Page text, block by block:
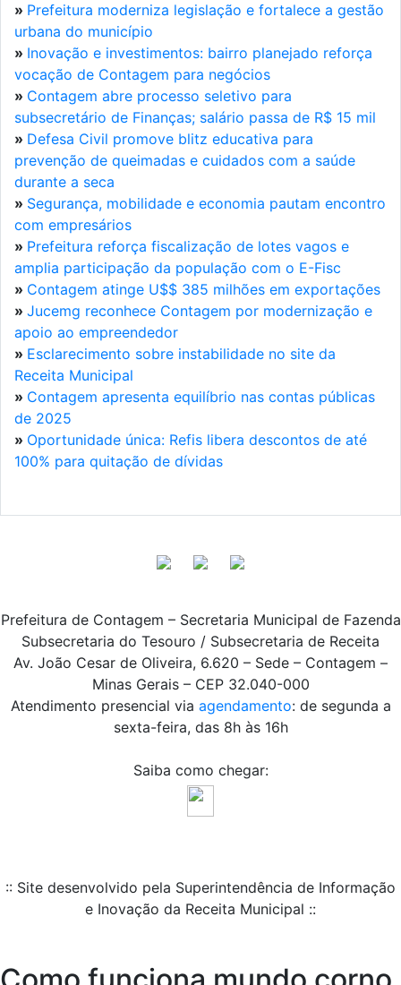
» Prefeitura moderniza legislação e fortalece a gestão
urbana do município
» Inovação e investimentos: bairro planejado reforça
vocação de Contagem para negócios
» Contagem abre processo seletivo para
subsecretário de Finanças; salário passa de R$ 15 mil
» Defesa Civil promove blitz educativa para
prevenção de queimadas e cuidados com a saúde
durante a seca
» Segurança, mobilidade e economia pautam encontro
com empresários
» Prefeitura reforça fiscalização de lotes vagos e
amplia participação da população com o E-Fisc
» Contagem atinge U$$ 385 milhões em exportações
» Jucemg reconhece Contagem por modernização e
apoio ao empreendedor
» Esclarecimento sobre instabilidade no site da
Receita Municipal
» Contagem apresenta equilíbrio nas contas públicas
de 2025
» Oportunidade única: Refis libera descontos de até
100% para quitação de dívidas
Prefeitura de Contagem – Secretaria Municipal de Fazenda
Subsecretaria do Tesouro / Subsecretaria de Receita
Av. João Cesar de Oliveira, 6.620 – Sede – Contagem –
Minas Gerais – CEP 32.040-000
Atendimento presencial via agendamento: de segunda a
sexta-feira, das 8h às 16h
Saiba como chegar:
:: Site desenvolvido pela Superintendência de Informação
e Inovação da Receita Municipal ::